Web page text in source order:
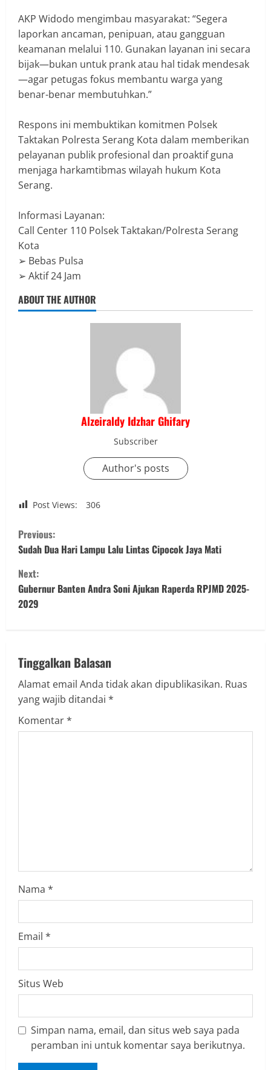
AKP Widodo mengimbau masyarakat: “Segera
laporkan ancaman, penipuan, atau gangguan
keamanan melalui 110. Gunakan layanan ini secara
bijak—bukan untuk prank atau hal tidak mendesak
—agar petugas fokus membantu warga yang
benar-benar membutuhkan.”
Respons ini membuktikan komitmen Polsek
Taktakan Polresta Serang Kota dalam memberikan
pelayanan publik profesional dan proaktif guna
menjaga harkamtibmas wilayah hukum Kota
Serang.
Informasi Layanan:
Call Center 110 Polsek Taktakan/Polresta Serang
Kota
➢ Bebas Pulsa
➢ Aktif 24 Jam
ABOUT THE AUTHOR
Alzeiraldy Idzhar Ghifary
Subscriber
Author's posts
Post Views: 306
C
o
n
t
n
u
e
R
g
Previous:
Sudah Dua Hari Lampu Lalu Lintas Cipocok Jaya Mati
Next:
Gubernur Banten Andra Soni Ajukan Raperda RPJMD 2025-
2029
Tinggalkan Balasan
Alamat email Anda tidak akan dipublikasikan. Ruas
yang wajib ditandai *
Komentar*
Nama *
Email *
Situs Web
Simpan nama, email, dan situs web saya pada
peramban ini untuk komentar saya berikutnya.